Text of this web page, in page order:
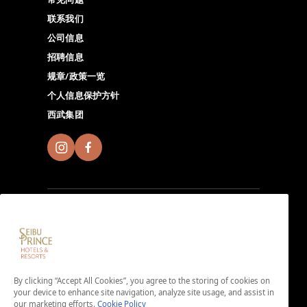
联系我们
公司信息
招聘信息
规章/政策一览
个人信息保护方针
西武集团
加入Seibu Prince Global Rewards，尽情体验全球
载App。
＜免入会费・免年费＞
By clicking “Accept All Cookies”, you agree to the storing of cookies on
your device to enhance site navigation, analyze site usage, and assist in
our marketing efforts. Cookie Policy